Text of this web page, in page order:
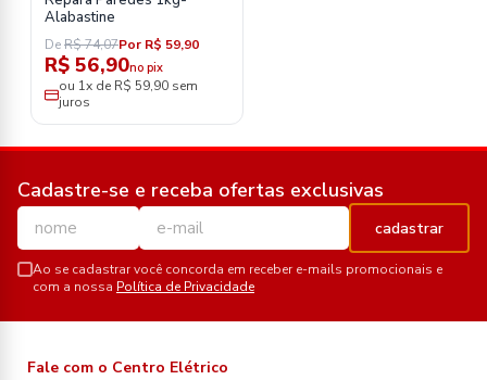
Alabastine
DeR$ 74,07Por R$ 59,90
R$ 56,90no pix
ou 1x de R$ 59,90 sem
juros
Cadastre-se e receba ofertas exclusivas
cadastrar
Ao se cadastrar você concorda em receber e-mails promocionais e
com a nossa Política de Privacidade
Fale com o Centro Elétrico